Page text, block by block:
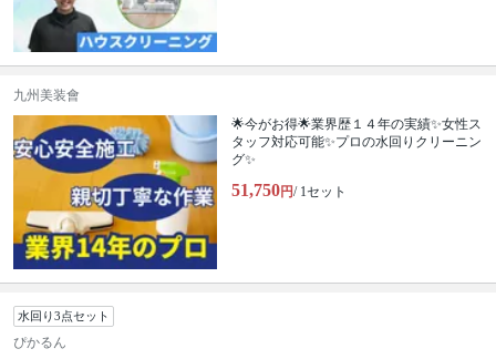
九州美装會
🌟今がお得🌟業界歴１４年の実績✨女性ス
タッフ対応可能✨プロの水回りクリーニン
グ✨
51,750円/ 1セット
水回り3点セット
ぴかるん